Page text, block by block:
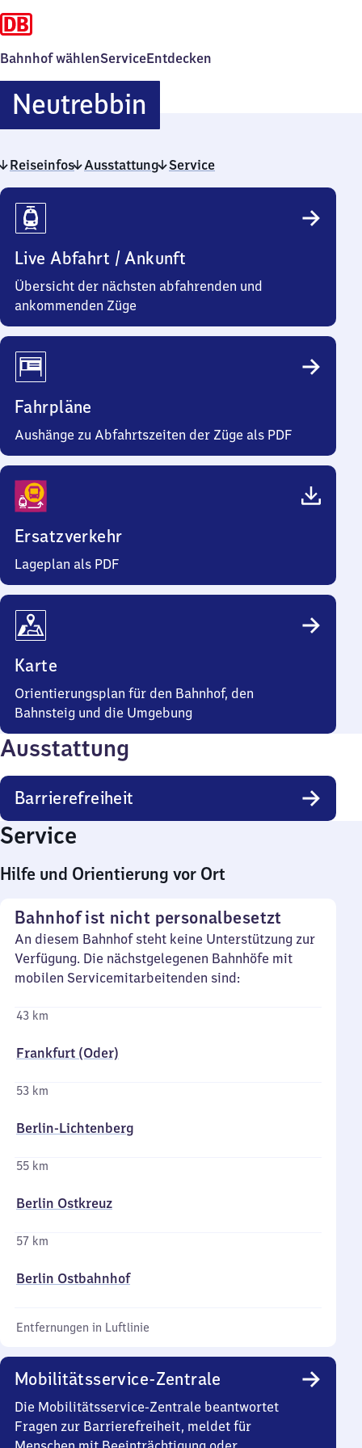
Bahnhof wählenServiceEntdecken
NeutrebbinNeutrebbin
Reiseinfos Ausstattung Service
Reiseinfos
Live Abfahrt / Ankunft
Übersicht der nächsten abfahrenden und
ankommenden Züge
Fahrpläne
Aushänge zu Abfahrtszeiten der Züge als PDF
Ersatzverkehr
Lageplan als PDF
Karte
Orientierungsplan für den Bahnhof, den
Bahnsteig und die Umgebung
Ausstattung
Barrierefreiheit
Service
Hilfe und Orientierung vor Ort
Bahnhof ist nicht personalbesetzt
An diesem Bahnhof steht keine Unterstützung zur
Verfügung. Die nächstgelegenen Bahnhöfe mit
mobilen Servicemitarbeitenden sind:
43 km
Frankfurt (Oder)
53 km
Berlin-Lichtenberg
55 km
Berlin Ostkreuz
57 km
Berlin Ostbahnhof
Entfernungen in Luftlinie
Mobilitätsservice-Zentrale
Die Mobilitätsservice-Zentrale beantwortet
Fragen zur Barrierefreiheit, meldet für